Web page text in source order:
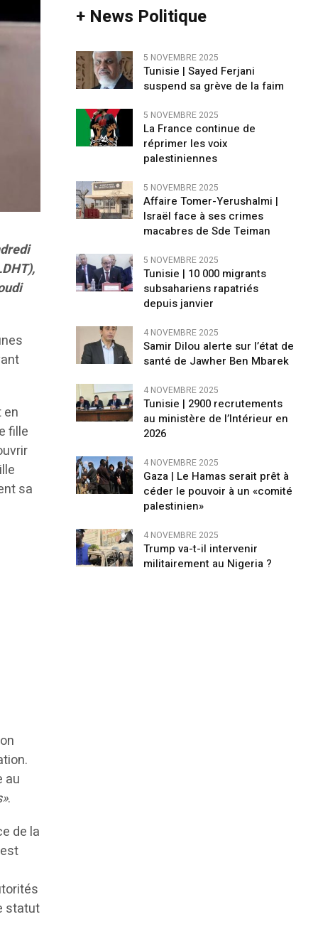
en
fille
sa
au
.
de la
statut
+ News Politique
5 NOVEMBRE 2025
Tunisie | Sayed Ferjani
suspend sa grève de la faim
5 NOVEMBRE 2025
La France continue de
réprimer les voix
palestiniennes
5 NOVEMBRE 2025
Affaire Tomer-Yerushalmi |
Israël face à ses crimes
macabres de Sde Teiman
5 NOVEMBRE 2025
Tunisie | 10 000 migrants
subsahariens rapatriés
depuis janvier
4 NOVEMBRE 2025
Samir Dilou alerte sur l’état de
santé de Jawher Ben Mbarek
4 NOVEMBRE 2025
Tunisie | 2900 recrutements
au ministère de l’Intérieur en
2026
4 NOVEMBRE 2025
Gaza | Le Hamas serait prêt à
céder le pouvoir à un «comité
palestinien»
4 NOVEMBRE 2025
Trump va-t-il intervenir
militairement au Nigeria ?